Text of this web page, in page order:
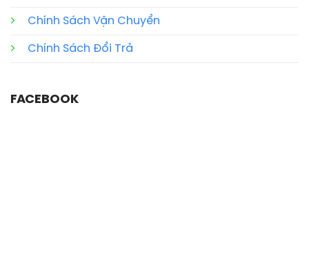
Chính Sách Vận Chuyển
Chính Sách Đổi Trả
FACEBOOK